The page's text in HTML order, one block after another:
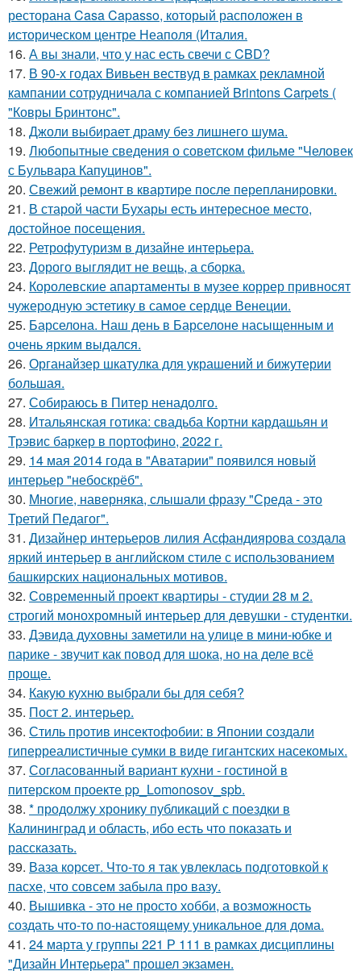
ресторана Casa Capasso, который расположен в
историческом центре Неаполя (Италия.
16. А вы знали, что у нас есть свечи с CBD?
17. В 90-х годах Вивьен вествуд в рамках рекламной
кампании сотрудничала с компанией Brintons Carpets (
"Ковры Бринтонс".
18. Джоли выбирает драму без лишнего шума.
19. Любопытные сведения о советском фильме "Человек
с Бульвара Капуцинов".
20. Свежий ремонт в квартире после перепланировки.
21. В старой части Бухары есть интересное место,
достойное посещения.
22. Ретрофутуризм в дизайне интерьера.
23. Дорого выглядит не вещь, а сборка.
24. Королевские апартаменты в музее коррер привносят
чужеродную эстетику в самое сердце Венеции.
25. Барселона. Наш день в Барселоне насыщенным и
очень ярким выдался.
26. Органайзер шкатулка для украшений и бижутерии
большая.
27. Собираюсь в Питер ненадолго.
28. Итальянская готика: свадьба Кортни кардашьян и
Трэвис баркер в портофино, 2022 г.
29. 14 мая 2014 года в "Аватарии" появился новый
интерьер "небоскрёб".
30. Многие, наверняка, слышали фразу "Среда - это
Третий Педагог".
31. Дизайнер интерьеров лилия Асфандиярова создала
яркий интерьер в английском стиле с использованием
башкирских национальных мотивов.
32. Современный проект квартиры - студии 28 м 2.
строгий монохромный интерьер для девушки - студентки.
33. Дэвида духовны заметили на улице в мини-юбке и
парике - звучит как повод для шока, но на деле всё
проще.
34. Какую кухню выбрали бы для себя?
35. Пост 2. интерьер.
36. Стиль против инсектофобии: в Японии создали
гиперреалистичные сумки в виде гигантских насекомых.
37. Согласованный вариант кухни - гостиной в
питерском проекте pp_Lomonosov_spb.
38. * продолжу хронику публикаций с поездки в
Калининград и область, ибо есть что показать и
рассказать.
39. Ваза корсет. Что-то я так увлеклась подготовкой к
пасхе, что совсем забыла про вазу.
40. Вышивка - это не просто хобби, а возможность
создать что-то по-настоящему уникальное для дома.
41. 24 марта у группы 221 Р 111 в рамках дисциплины
"Дизайн Интерьера" прошел экзамен.